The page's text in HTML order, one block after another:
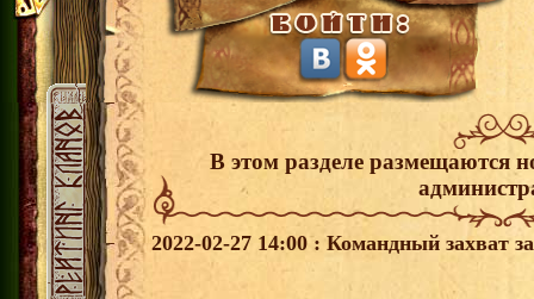
В этом разделе размещаются
2022-02-27 14:00 : Командный захват